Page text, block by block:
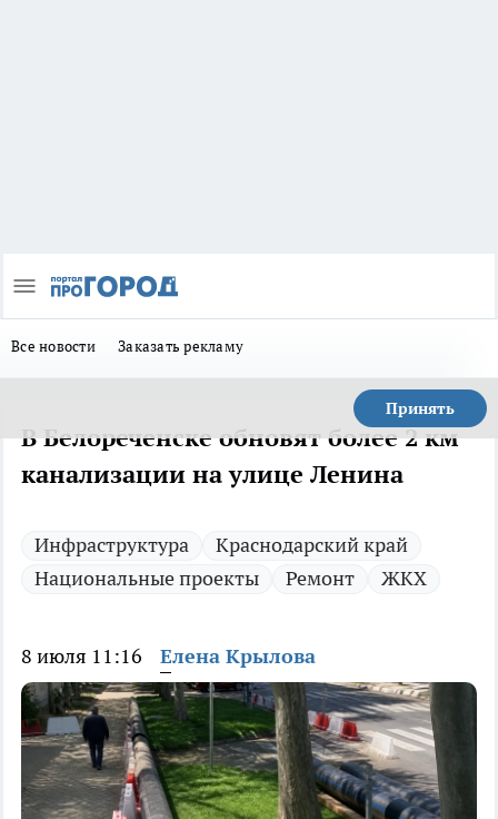
Все новости Заказать рекламу
Принять
В Белореченске обновят более 2 км
канализации на улице Ленина
Инфраструктура
Краснодарский край
Национальные проекты
Ремонт ЖКХ
8 июля 11:16 Елена Крылова